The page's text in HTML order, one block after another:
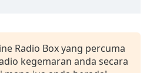
Radio Box yang percuma
kegemaran anda secara